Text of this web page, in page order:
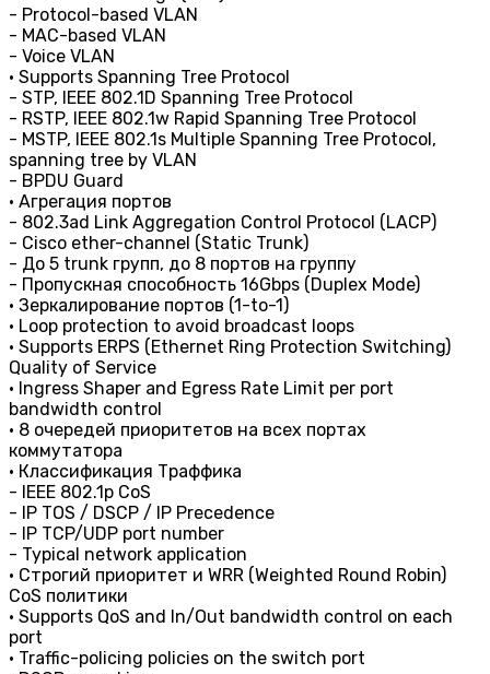
- Protocol-based VLAN
- MAC-based VLAN
- Voice VLAN
• Supports Spanning Tree Protocol
- STP, IEEE 802.1D Spanning Tree Protocol
- RSTP, IEEE 802.1w Rapid Spanning Tree Protocol
- MSTP, IEEE 802.1s Multiple Spanning Tree Protocol,
spanning tree by VLAN
- BPDU Guard
• Агрегация портов
- 802.3ad Link Aggregation Control Protocol (LACP)
- Cisco ether-channel (Static Trunk)
- До 5 trunk групп, до 8 портов на группу
- Пропускная способность 16Gbps (Duplex Mode)
• Зеркалирование портов (1-to-1)
• Loop protection to avoid broadcast loops
• Supports ERPS (Ethernet Ring Protection Switching)
Quality of Service
• Ingress Shaper and Egress Rate Limit per port
bandwidth control
• 8 очередей приоритетов на всех портах
коммутатора
• Классификация Траффика
- IEEE 802.1p CoS
- IP TOS / DSCP / IP Precedence
- IP TCP/UDP port number
- Typical network application
• Строгий приоритет и WRR (Weighted Round Robin)
CoS политики
• Supports QoS and In/Out bandwidth control on each
port
• Traffic-policing policies on the switch port